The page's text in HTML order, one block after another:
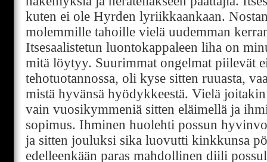
kuten ei ole Hyrden lyriikkaankaan.
molemmille tahoille vielä uudemman
Itsesaalistetun luontokappaleen liha on
mitä löytyy. Suurimmat ongelmat piilevät
tehotuotannossa, oli kyse sitten ruuasta,
mistä hyvänsä hyödykkeestä. Vielä
vain vuosikymmeniä sitten eläimellä ja
sopimus. Ihminen huolehti possun
ja sitten jouluksi sika luovutti kinkkunsa
edelleenkään paras mahdollinen diili